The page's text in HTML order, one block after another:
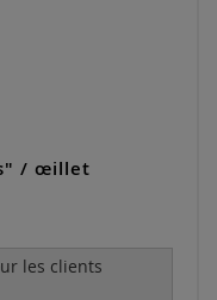
/ œillet
les clients